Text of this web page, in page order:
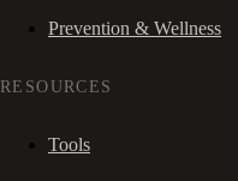
Prevention & Wellness
RESOURCES
Tools